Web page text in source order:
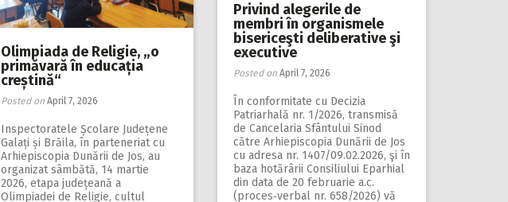
Privind alegerile de
membri în organismele
bisericeşti deliberative şi
executive
Posted on April 7, 2026
În conformitate cu Decizia
Patriarhală nr. 1/2026, transmisă
de Cancelaria Sfântului Sinod
către Arhiepiscopia Dunării de Jos
cu adresa nr. 1407/09.02.2026, şi în
baza hotărârii Consiliului Eparhial
din data de 20 februarie a.c.
(proces‑verbal nr. 658/2026) vă
Olimpiada de Religie, „o
primăvară în educația
creștină“
Posted on April 7, 2026
Inspectoratele Școlare Ju­dețene
Galați și Brăila, în parteneriat cu
Arhiepiscopia Dunării de Jos, au
organizat sâmbătă, 14 martie
2026, etapa județeană a
Olimpiadei de Religie, cultul